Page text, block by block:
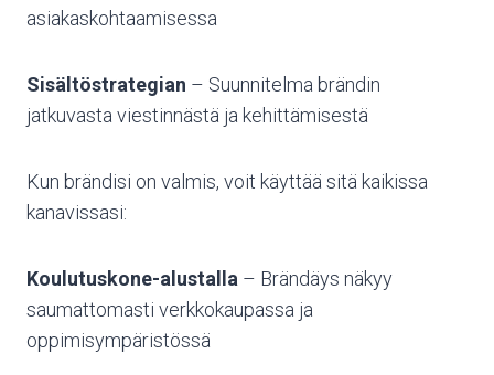
asiakaskohtaamisessa
Sisältöstrategian – Suunnitelma brändin
jatkuvasta viestinnästä ja kehittämisestä
Kun brändisi on valmis, voit käyttää sitä kaikissa
kanavissasi:
Koulutuskone-alustalla – Brändäys näkyy
saumattomasti verkkokaupassa ja
oppimisympäristössä